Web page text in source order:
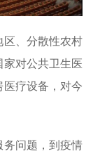
、分散性农村
对公共卫生医
疗设备，对今
问题，到疫情